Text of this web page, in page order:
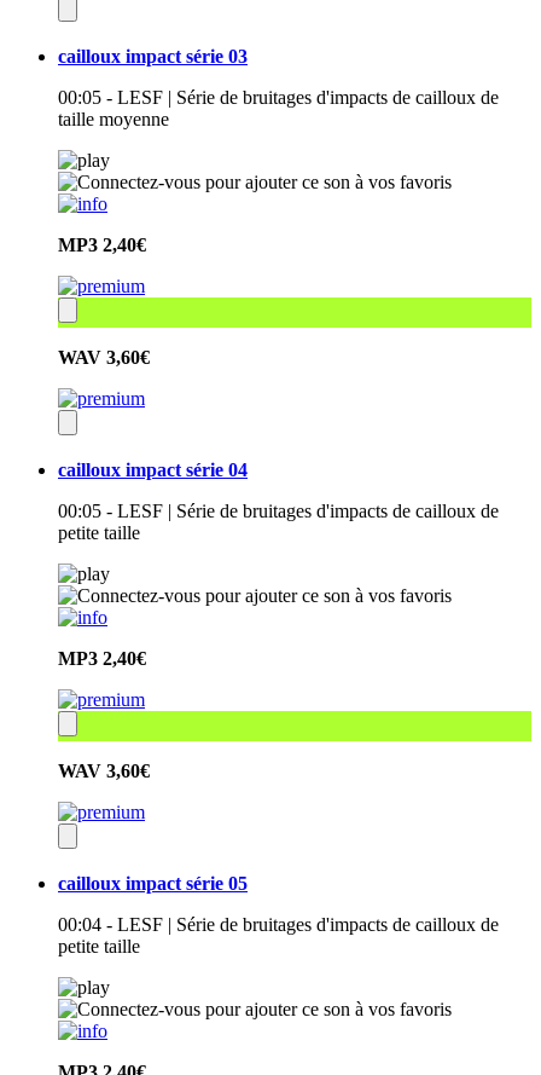
cailloux impact série 03
00:05 - LESF | Série de bruitages d'impacts de cailloux de
taille moyenne
MP3 2,40€
WAV 3,60€
cailloux impact série 04
00:05 - LESF | Série de bruitages d'impacts de cailloux de
petite taille
MP3 2,40€
WAV 3,60€
cailloux impact série 05
00:04 - LESF | Série de bruitages d'impacts de cailloux de
petite taille